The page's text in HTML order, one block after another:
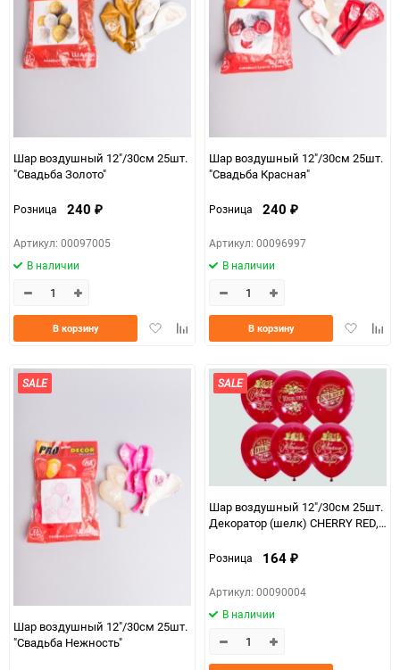
Шар воздушный 12"/30см 25шт.
"Свадьба Золото"
Розница 240 ₽
Артикул: 00097005
В наличии
ДобавитьДобавить
В корзину
Шар воздушный 12"/30см 25шт.
"Свадьба Красная"
Розница 240 ₽
Артикул: 00096997
В наличии
Добавить
В корзину
SALE
Шар воздушный 12"/30см 25шт.
"Свадьба Нежность"
SALE
Шар воздушный 12"/30см 25шт.
Декоратор (шелк) CHERRY RED,
Розница 164 ₽
Артикул: 00090004
В наличии